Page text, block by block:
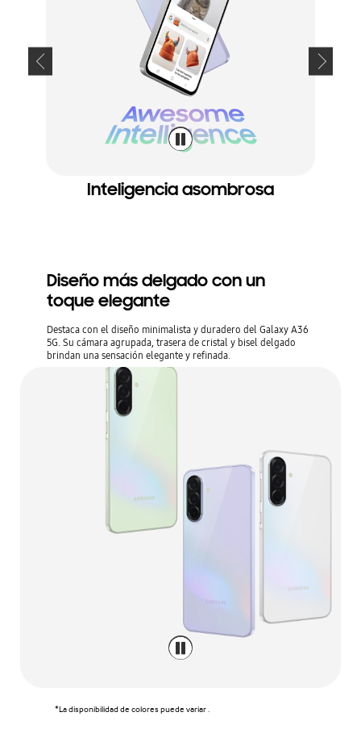
Inteligencia asombrosa
Diseño más delgado con un
toque elegante
Destaca con el diseño minimalista y duradero del Galaxy A36
5G. Su cámara agrupada, trasera de cristal y bisel delgado
brindan una sensación elegante y refinada.
*La disponibilidad de colores puede variar .